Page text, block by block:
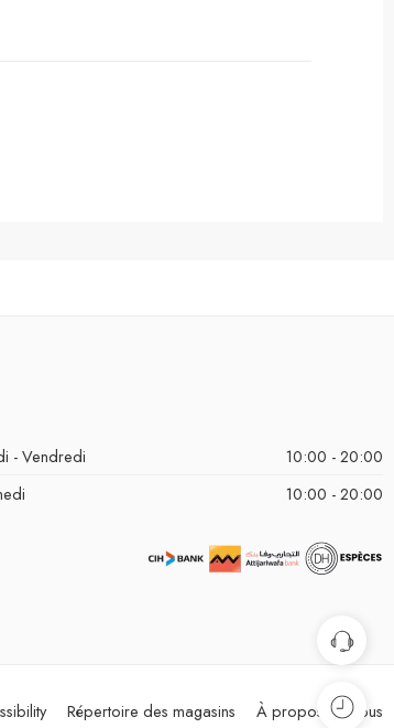
- Vendredi
10:00 - 20:00
10:00 - 20:00
Répertoire des magasins À propos de nous